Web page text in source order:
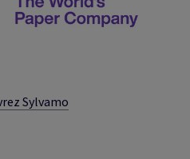
Sylvamo